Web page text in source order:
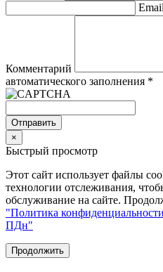
Email
Комментарий
автоматического заполнения *
Отправить
×
Быстрый просмотр
Этот сайт использует файлы
технологии отслеживания,
обслуживание на сайте.
"Политика
ПДн"
Продолжить